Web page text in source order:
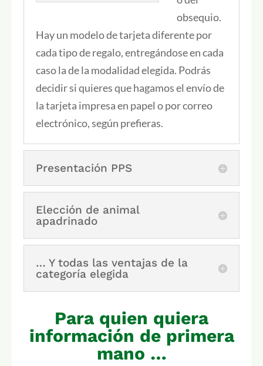
obsequio.
Hay un modelo de tarjeta diferente por
cada tipo de regalo, entregándose en cada
caso la de la modalidad elegida. Podrás
decidir si quieres que hagamos el envío de
la tarjeta impresa en papel o por correo
electrónico, según prefieras.
Presentación PPS
Elección de animal
apadrinado
… Y todas las ventajas de la
categoría elegida
Para quien quiera
información de primera
mano …